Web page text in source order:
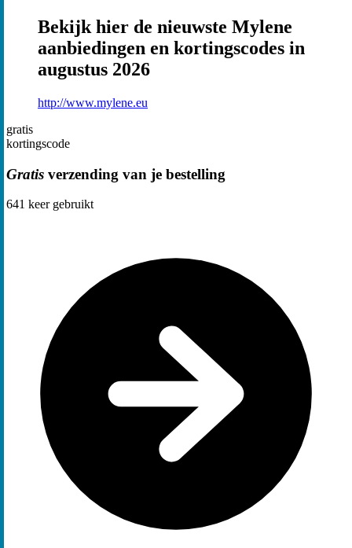
Bekijk hier de nieuwste Mylene
aanbiedingen en kortingscodes in
augustus 2026
http://www.mylene.eu
gratis
kortingscode
Gratis verzending van je bestelling
641 keer gebruikt